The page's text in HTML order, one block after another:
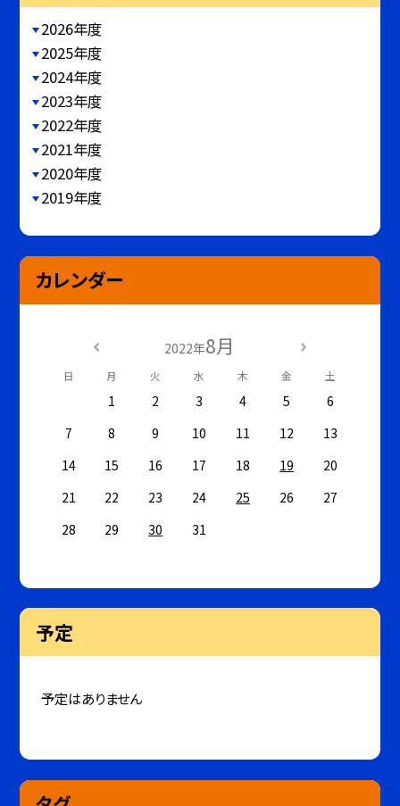
2026年度
2025年度
2024年度
2023年度
2022年度
2021年度
2020年度
2019年度
カレンダー
2022年8月
日 月 火 水 木 金 土
1 2 3 4 5
6
7
8 9 10 11 12
13
14
15 16 17 18 19
20
21
22 23 24 25 26
27
28
29 30 31
予定
予定はありません